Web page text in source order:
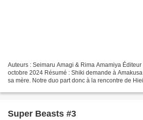
Auteurs : Seimaru Amagi & Rima Amamiya
octobre 2024 Résumé : Shiki demande à
sa mère. Notre duo part donc à la rencontre de
Super Beasts #3